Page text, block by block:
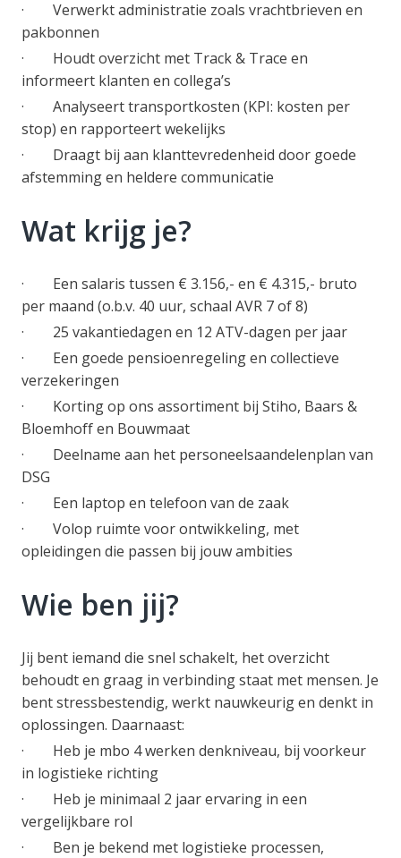
· Verwerkt administratie zoals vrachtbrieven en
pakbonnen
· Houdt overzicht met Track & Trace en
informeert klanten en collega’s
· Analyseert transportkosten (KPI: kosten per
stop) en rapporteert wekelijks
· Draagt bij aan klanttevredenheid door goede
afstemming en heldere communicatie
Wat krijg je?
· Een salaris tussen € 3.156,- en € 4.315,- bruto
per maand (o.b.v. 40 uur, schaal AVR 7 of 8)
· 25 vakantiedagen en 12 ATV-dagen per jaar
· Een goede pensioenregeling en collectieve
verzekeringen
· Korting op ons assortiment bij Stiho, Baars &
Bloemhoff en Bouwmaat
· Deelname aan het personeelsaandelenplan van
DSG
· Een laptop en telefoon van de zaak
· Volop ruimte voor ontwikkeling, met
opleidingen die passen bij jouw ambities
Wie ben jij?
Jij bent iemand die snel schakelt, het overzicht
behoudt en graag in verbinding staat met mensen. Je
bent stressbestendig, werkt nauwkeurig en denkt in
oplossingen. Daarnaast:
· Heb je mbo 4 werken denkniveau, bij voorkeur
in logistieke richting
· Heb je minimaal 2 jaar ervaring in een
vergelijkbare rol
· Ben je bekend met logistieke processen,